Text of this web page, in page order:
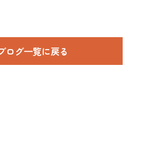
ログ⼀覧に戻る